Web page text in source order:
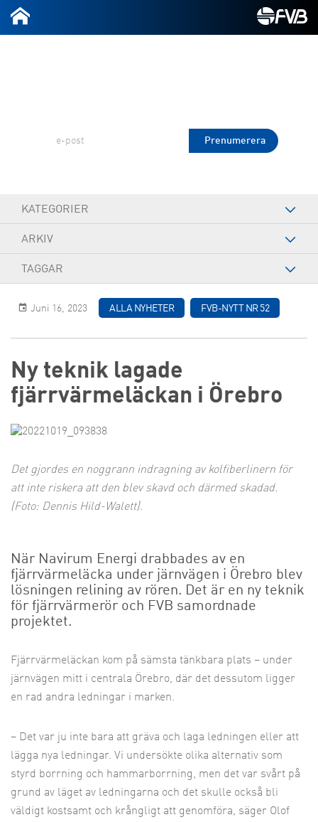
KATEGORIER
ARKIV
TAGGAR
Juni 16, 2023 ALLA NYHETER FVB-NYTT NR 52
Ny teknik lagade
fjärrvärmeläckan i Örebro
Det gjordes en noggrann indragning av kolfiberlinern för
att inte riskera att den blev skavd och därmed skadad.
(Foto: Dennis Hild-Walett).
När Navirum Energi drabbades av en
fjärrvärmeläcka under järnvägen i Örebro blev
lösningen relining av rören. Det är en ny teknik
för fjärrvärmerör och FVB samordnade
projektet.
Fjärrvärmeläckan kom på sämsta tänkbara plats – under
järnvägen mitt i centrala Örebro, där det dessutom ligger
en rad andra ledningar i marken.
– Det var ju inte bara att gräva och laga ledningen eller att
lägga nya ledningar. Vi undersökte olika alternativ som
styrd borrning och hammarborrning, men det var svårt på
grund av läget av ledningarna och det skulle också bli
väldigt kostsamt och krångligt att genomföra, säger Olof